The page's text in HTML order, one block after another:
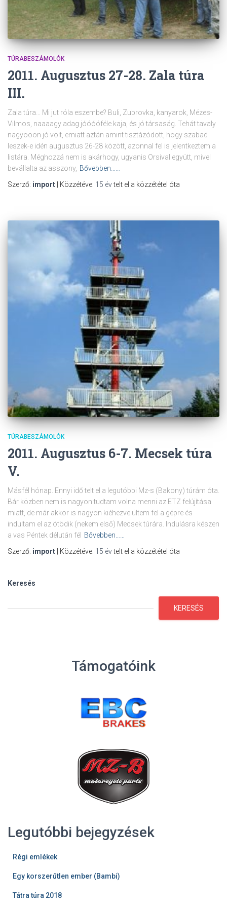
TÚRABESZÁMOLÓK
2011. Augusztus 27-28. Zala túra
III.
Zala túra… Mi jut róla eszembe? Buli, Zubrovka, kanyarok, Mézes-
Vilmos, naaaagy adag jóóóóféle kaja, és jó társaság. Tehát tavaly
nagyooon jó volt, emiatt aztán amint tisztázódott, hogy szabad
leszek-e idén augusztus 26-28 között, azonnal fel is jelentkeztem a
listára. Méghozzá nem is akárhogy, ugyanis Orsival együtt, mivel
bevállalta az asszony, Bővebben……
Szerző: import | Közzétéve: 15 évtelt el a közzététel óta
TÚRABESZÁMOLÓK
2011. Augusztus 6-7. Mecsek túra
V.
Másfél hónap. Ennyi idő telt el a legutóbbi Mz-s (Bakony) túrám óta.
Bár közben nem is nagyon tudtam volna menni az ETZ felújítása
miatt, de már akkor is nagyon kiéhezve ültem fel a gépre és
indultam el az ötödik (nekem első) Mecsek túrára. Indulásra készen
a vas Péntek délután fél Bővebben……
Szerző: import | Közzétéve: 15 évtelt el a közzététel óta
Keresés
KERESÉS
Támogatóink
Legutóbbi bejegyzések
Régi emlékek
Egy korszerűtlen ember (Bambi)
Tátra túra 2018